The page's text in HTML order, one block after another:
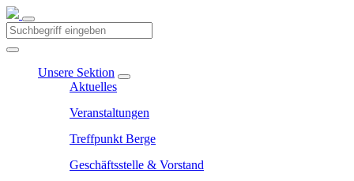
Unsere Sektion
Aktuelles
Veranstaltungen
Treffpunkt Berge
Geschäftsstelle & Vorstand